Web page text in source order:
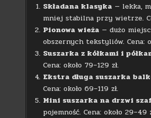
Składana klasyka — lekka,
mniej stabilna przy wietrze.
Pionowa wieża — dużo
obszernych tekstyliów. Cena:
Suszarka z kółkami i
Cena: około 79–129 zł.
Ekstra długa suszarka
Cena: około 69–119 zł.
Mini suszarka na drzwi
pojemność. Cena: około 29–49